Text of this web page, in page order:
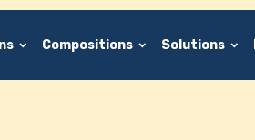
Compositions Solutions